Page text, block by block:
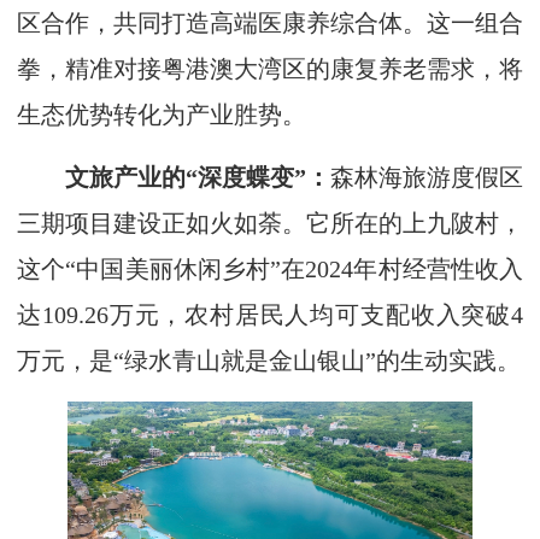
区合作，共同打造高端医康养综合体。这一组合
拳，精准对接粤港澳大湾区的康复养老需求，将
生态优势转化为产业胜势。
文旅产业的“深度蝶变”： 森林海旅游度假区
三期项目建设正如火如荼。它所在的上九陂村，
这个“中国美丽休闲乡村”在2024年村经营性收入
达109.26万元，农村居民人均可支配收入突破4
万元，是“绿水青山就是金山银山”的生动实践。